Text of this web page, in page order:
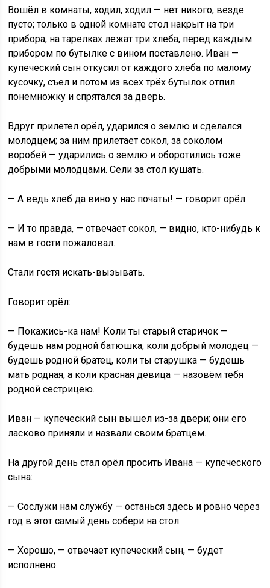
Вошёл в комнаты, ходил, ходил — нет никого, везде
пусто; только в одной комнате стол накрыт на три
прибора, на тарелках лежат три хлеба, перед каждым
прибором по бутылке с вином поставлено. Иван —
купеческий сын откусил от каждого хлеба по малому
кусочку, съел и потом из всех трёх бутылок отпил
понемножку и спрятался за дверь.
Вдруг прилетел орёл, ударился о землю и сделался
молодцем; за ним прилетает сокол, за соколом
воробей — ударились о землю и оборотились тоже
добрыми молодцами. Сели за стол кушать.
— А ведь хлеб да вино у нас початы! — говорит орёл.
— И то правда, — отвечает сокол, — видно, кто-нибудь к
нам в гости пожаловал.
Стали гостя искать-вызывать.
Говорит орёл:
— Покажись-ка нам! Коли ты старый старичок —
будешь нам родной батюшка, коли добрый молодец —
будешь родной братец, коли ты старушка — будешь
мать родная, а коли красная девица — назовём тебя
родной сестрицею.
Иван — купеческий сын вышел из-за двери; они его
ласково приняли и назвали своим братцем.
На другой день стал орёл просить Ивана — купеческого
сына:
— Сослужи нам службу — останься здесь и ровно через
год в этот самый день собери на стол.
— Хорошо, — отвечает купеческий сын, — будет
исполнено.